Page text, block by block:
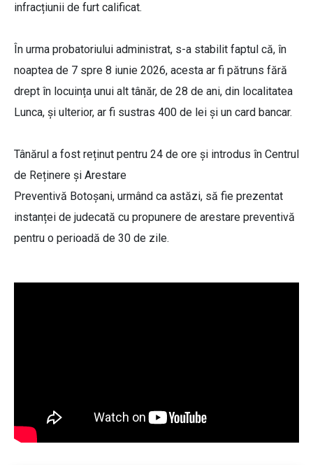
infracțiunii de furt calificat.
În urma probatoriului administrat, s-a stabilit faptul că, în
noaptea de 7 spre 8 iunie 2026, acesta ar fi pătruns fără
drept în locuința unui alt tânăr, de 28 de ani, din localitatea
Lunca, și ulterior, ar fi sustras 400 de lei și un card bancar.
Tânărul a fost reținut pentru 24 de ore și introdus în Centrul
de Reținere și Arestare
Preventivă Botoșani, urmând ca astăzi, să fie prezentat
instanței de judecată cu propunere de arestare preventivă
pentru o perioadă de 30 de zile.